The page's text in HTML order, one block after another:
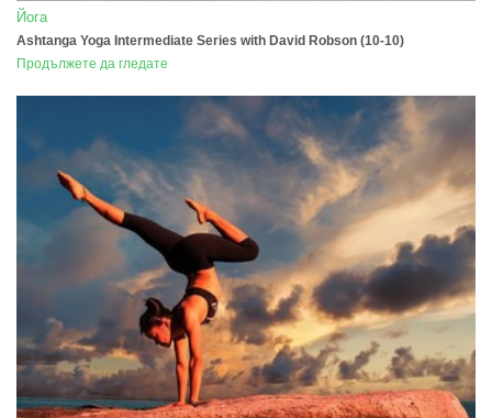
Йога
Ashtanga Yoga Intermediate Series with David Robson (10-10)
Продължете да гледате